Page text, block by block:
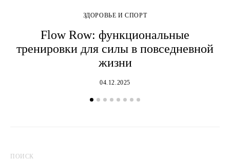
ЗДОРОВЬЕ И СПОРТ
Flow Row: функциональные
тренировки для силы в повседневной
жизни
04.12.2025
ПОИСК